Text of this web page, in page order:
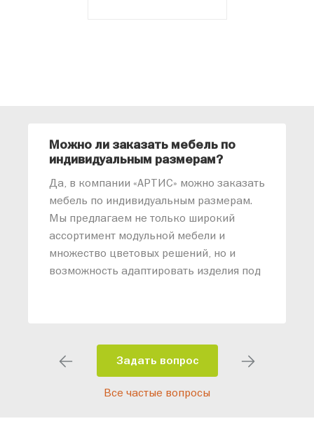
Можно ли заказать мебель по
индивидуальным размерам?
Да, в компании «АРТИС» можно заказать
мебель по индивидуальным размерам.
Мы предлагаем не только широкий
ассортимент модульной мебели и
множество цветовых решений, но и
возможность адаптировать изделия под
помещения и личные пожелания.
Благодаря современному
высокотехнологичному оборудованию
Задать вопрос
Все частые вопросы